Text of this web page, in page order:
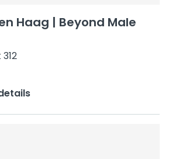
Haag | Beyond Male